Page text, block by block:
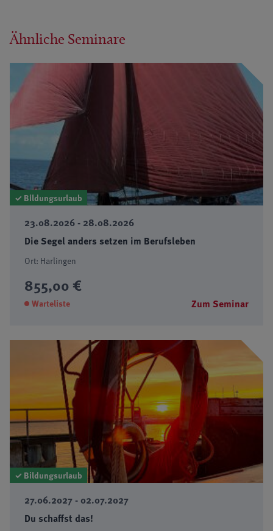
Ähnliche Seminare
✓ Bildungsurlaub
23.08.2026 - 28.08.2026
Die Segel anders setzen im Berufsleben
Ort: Harlingen
855,00 €
Warteliste Zum Seminar
✓ Bildungsurlaub
27.06.2027 - 02.07.2027
Du schaffst das!